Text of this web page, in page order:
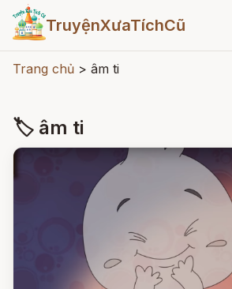
TruyệnXưaTíchCũ
Trang chủ > âm ti
🏷 âm ti